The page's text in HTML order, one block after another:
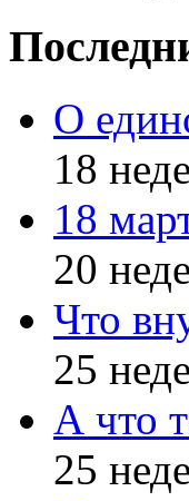
О
18
18
20
Что
25
А что
25